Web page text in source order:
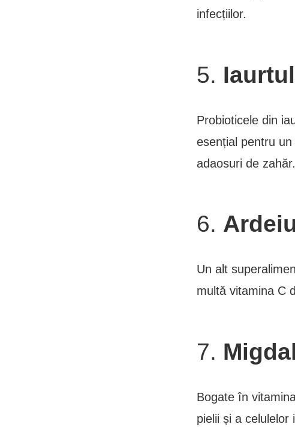
infecțiilor.
5. Iaurtul
Probioticele din
esențial pentru
adaosuri de zahăr.
6.
Un alt
multă vitamina C
7.
Bogate în
pielii și a celulelor